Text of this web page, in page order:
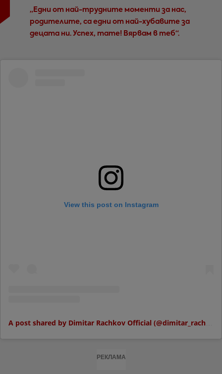
„Едни от най-трудните моменти за нас,
родителите, са едни от най-хубавите за
децата ни. Успех, тате! Вярвам в теб“.
View this post on Instagram
A post shared by Dimitar Rachkov Official (@dimitar_rachkov.official)
РЕКЛАМА